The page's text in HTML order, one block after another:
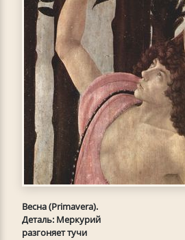
Весна (Primavera).
Деталь: Меркурий
разгоняет тучи